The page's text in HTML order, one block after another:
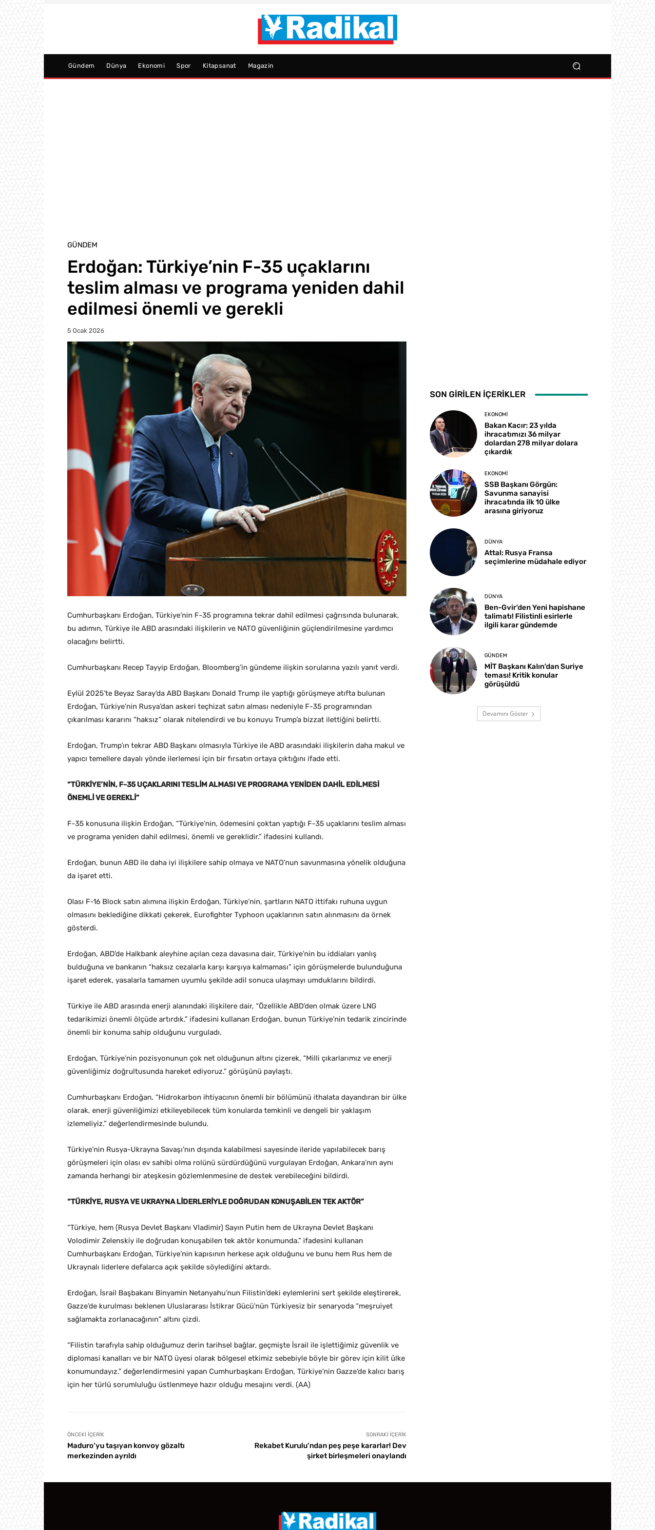
Gündem Dünya Ekonomi Spor Kitapsanat Magazin
GÜNDEM
Erdoğan: Türkiye’nin F-35 uçaklarını
teslim alması ve programa yeniden dahil
edilmesi önemli ve gerekli
5 Ocak 2026
Cumhurbaşkanı Erdoğan, Türkiye’nin F-35 programına tekrar dahil edilmesi çağrısında bulunarak,
bu adımın, Türkiye ile ABD arasındaki ilişkilerin ve NATO güvenliğinin güçlendirilmesine yardımcı
olacağını belirtti.
Cumhurbaşkanı Recep Tayyip Erdoğan, Bloomberg’in gündeme ilişkin sorularına yazılı yanıt verdi.
Eylül 2025’te Beyaz Saray’da ABD Başkanı Donald Trump ile yaptığı görüşmeye atıfta bulunan
Erdoğan, Türkiye’nin Rusya’dan askeri teçhizat satın alması nedeniyle F-35 programından
çıkarılması kararını “haksız” olarak nitelendirdi ve bu konuyu Trump’a bizzat ilettiğini belirtti.
Erdoğan, Trump’ın tekrar ABD Başkanı olmasıyla Türkiye ile ABD arasındaki ilişkilerin daha makul ve
yapıcı temellere dayalı yönde ilerlemesi için bir fırsatın ortaya çıktığını ifade etti.
“TÜRKİYE’NİN, F-35 UÇAKLARINI TESLİM ALMASI VE PROGRAMA YENİDEN DAHİL EDİLMESİ
ÖNEMLİ VE GEREKLİ”
F-35 konusuna ilişkin Erdoğan, “Türkiye’nin, ödemesini çoktan yaptığı F-35 uçaklarını teslim alması
ve programa yeniden dahil edilmesi, önemli ve gereklidir.” ifadesini kullandı.
Erdoğan, bunun ABD ile daha iyi ilişkilere sahip olmaya ve NATO’nun savunmasına yönelik olduğuna
da işaret etti.
Olası F-16 Block satın alımına ilişkin Erdoğan, Türkiye’nin, şartların NATO ittifakı ruhuna uygun
olmasını beklediğine dikkati çekerek, Eurofighter Typhoon uçaklarının satın alınmasını da örnek
gösterdi.
Erdoğan, ABD’de Halkbank aleyhine açılan ceza davasına dair, Türkiye’nin bu iddiaları yanlış
bulduğuna ve bankanın “haksız cezalarla karşı karşıya kalmaması” için görüşmelerde bulunduğuna
işaret ederek, yasalarla tamamen uyumlu şekilde adil sonuca ulaşmayı umduklarını bildirdi.
Türkiye ile ABD arasında enerji alanındaki ilişkilere dair, “Özellikle ABD’den olmak üzere LNG
tedarikimizi önemli ölçüde artırdık.” ifadesini kullanan Erdoğan, bunun Türkiye’nin tedarik zincirinde
önemli bir konuma sahip olduğunu vurguladı.
Erdoğan, Türkiye’nin pozisyonunun çok net olduğunun altını çizerek, “Milli çıkarlarımız ve enerji
güvenliğimiz doğrultusunda hareket ediyoruz.” görüşünü paylaştı.
Cumhurbaşkanı Erdoğan, “Hidrokarbon ihtiyacının önemli bir bölümünü ithalata dayandıran bir ülke
olarak, enerji güvenliğimizi etkileyebilecek tüm konularda temkinli ve dengeli bir yaklaşım
izlemeliyiz.” değerlendirmesinde bulundu.
Türkiye’nin Rusya-Ukrayna Savaşı’nın dışında kalabilmesi sayesinde ileride yapılabilecek barış
görüşmeleri için olası ev sahibi olma rolünü sürdürdüğünü vurgulayan Erdoğan, Ankara’nın aynı
zamanda herhangi bir ateşkesin gözlemlenmesine de destek verebileceğini bildirdi.
“TÜRKİYE, RUSYA VE UKRAYNA LİDERLERİYLE DOĞRUDAN KONUŞABİLEN TEK AKTÖR”
“Türkiye, hem (Rusya Devlet Başkanı Vladimir) Sayın Putin hem de Ukrayna Devlet Başkanı
Volodimir Zelenskiy ile doğrudan konuşabilen tek aktör konumunda.” ifadesini kullanan
Cumhurbaşkanı Erdoğan, Türkiye’nin kapısının herkese açık olduğunu ve bunu hem Rus hem de
Ukraynalı liderlere defalarca açık şekilde söylediğini aktardı.
Erdoğan, İsrail Başbakanı Binyamin Netanyahu’nun Filistin’deki eylemlerini sert şekilde eleştirerek,
Gazze’de kurulması beklenen Uluslararası İstikrar Gücü’nün Türkiyesiz bir senaryoda “meşruiyet
sağlamakta zorlanacağının” altını çizdi.
“Filistin tarafıyla sahip olduğumuz derin tarihsel bağlar, geçmişte İsrail ile işlettiğimiz güvenlik ve
diplomasi kanalları ve bir NATO üyesi olarak bölgesel etkimiz sebebiyle böyle bir görev için kilit ülke
konumundayız.” değerlendirmesini yapan Cumhurbaşkanı Erdoğan, Türkiye’nin Gazze’de kalıcı barış
için her türlü sorumluluğu üstlenmeye hazır olduğu mesajını verdi. (AA)
ÖNCEKI İÇERIK
Maduro’yu taşıyan konvoy gözaltı
merkezinden ayrıldı
SONRAKI İÇERIK
Rekabet Kurulu’ndan peş peşe kararlar! Dev
şirket birleşmeleri onaylandı
SON GİRİLEN İÇERİKLER
EKONOMI
Bakan Kacır: 23 yılda
ihracatımızı 36 milyar
dolardan 278 milyar dolara
çıkardık
EKONOMI
SSB Başkanı Görgün:
Savunma sanayisi
ihracatında ilk 10 ülke
arasına giriyoruz
DÜNYA
Attal: Rusya Fransa
seçimlerine müdahale ediyor
DÜNYA
Ben-Gvir’den Yeni hapishane
talimatı! Filistinli esirlerle
ilgili karar gündemde
GÜNDEM
MİT Başkanı Kalın’dan Suriye
teması! Kritik konular
görüşüldü
Devamını Göster